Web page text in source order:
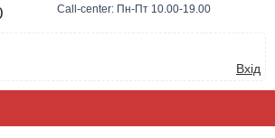
Call-center: Пн-Пт 10.00-19.00
Вхід